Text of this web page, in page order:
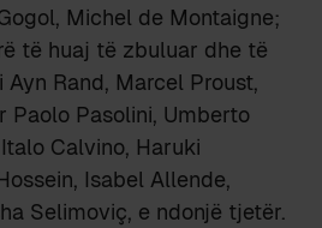
Michel de Montaigne;
të huaj të zbuluar dhe të
Rand, Marcel Proust,
Paolo Pasolini, Umberto
Calvino, Haruki
Isabel Allende,
Selimoviç, e ndonjë tjetër.